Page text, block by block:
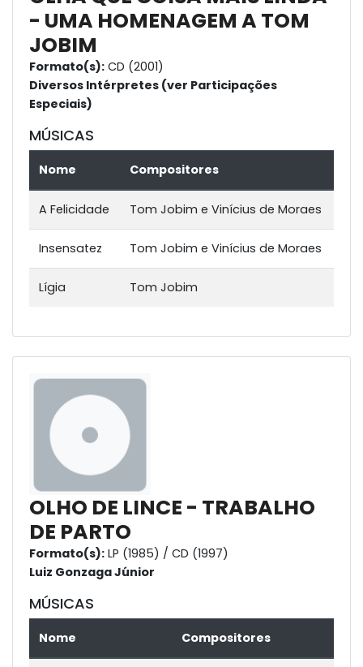
- UMA HOMENAGEM A TOM
JOBIM
Formato(s): CD (2001)
Diversos Intérpretes (ver Participações
Especiais)
MÚSICAS
Nome Compositores
A Felicidade Tom Jobim e Vinícius de Moraes
Insensatez Tom Jobim e Vinícius de Moraes
Lígia Tom Jobim
OLHO DE LINCE - TRABALHO
DE PARTO
Formato(s): LP (1985) / CD (1997)
Luiz Gonzaga Júnior
MÚSICAS
Nome Compositores